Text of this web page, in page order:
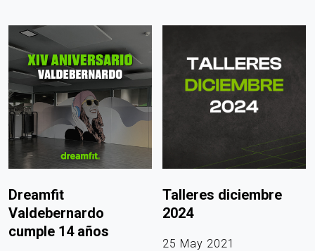
Dreamfit
Valdebernardo
cumple 14 años
Talleres diciembre
2024
25 May 2021